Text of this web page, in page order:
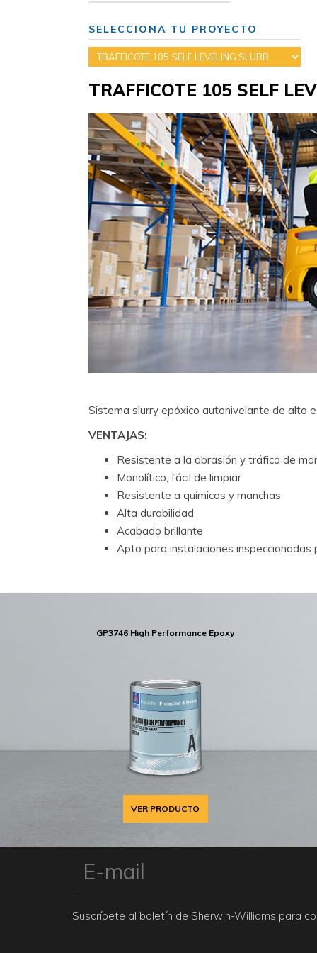
SELECCIONA TU PROYECTO
TRAFFICOTE 105 SELF
Sistema slurry epóxico autonivelante de alto
VENTAJAS:
Resistente a la abrasión y tráfico de
Monolítico, fácil de limpiar
Resistente a químicos y manchas
Alta durabilidad
Acabado brillante
Apto para instalaciones inspeccionadas
GP3746 High Performance Epoxy
VER PRODUCTO
Suscríbete al boletín de Sherwin-Williams para